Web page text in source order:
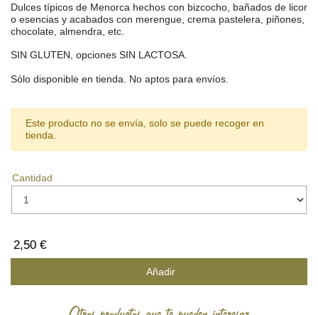
Dulces típicos de Menorca hechos con bizcocho, bañados de licor
o esencias y acabados con merengue, crema pastelera, piñones,
chocolate, almendra, etc.
SIN GLUTEN, opciones SIN LACTOSA.
Sólo disponible en tienda. No aptos para envíos.
Este producto no se envía, solo se puede recoger en
tienda.
Cantidad
2,50 €
Añadir